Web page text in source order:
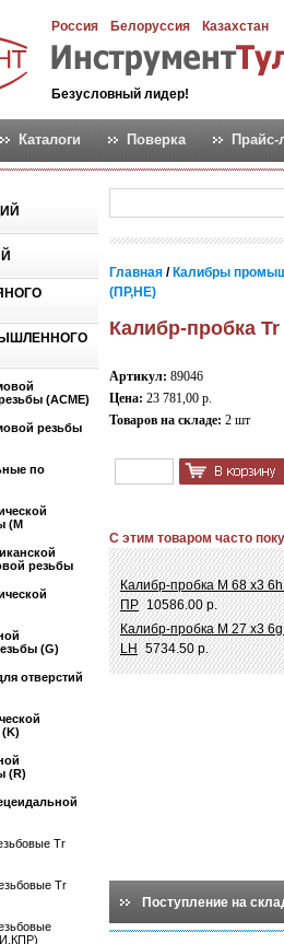
Россия Белоруссия Казахстан
Безусловный лидер!
Каталоги Поверка Прайс-
(АСМЕ)
резьбы
по
(М
резьбы
(G)
отверстий
(R)
Tr
Tr
Главная / Калибры
(ПР,НЕ)
Калибр-пробка
Артикул: 89046
Цена: 23 781,00 р.
Товаров на складе: 2 шт
С этим товаром часто
Калибр-пробка М 68 х3
ПР 10586.00 р.
Калибр-пробка М 27 х3
LH 5734.50 р.
Поступление на